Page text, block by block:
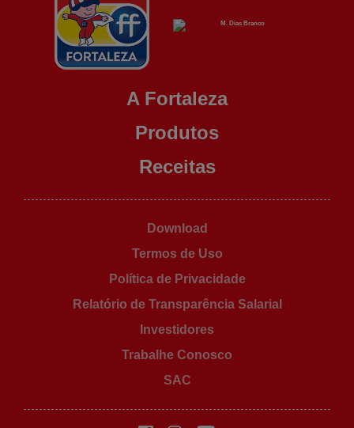
A Fortaleza
Produtos
Receitas
Download
Termos de Uso
Política de Privacidade
Relatório de Transparência Salarial
Investidores
Trabalhe Conosco
SAC